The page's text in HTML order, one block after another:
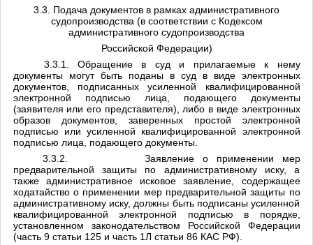
3.3. Подача документов в рамках административного
судопроизводства (в соответствии с Кодексом
административного судопроизводства
Российской Федерации)
3.3.1. Обращение в суд и прилагаемые к нему
документы могут быть поданы в суд в виде электронных
документов, подписанных усиленной квалифицированной
электронной подписью лица, подающего документы
(заявителя или его представителя), либо в виде электронных
образов документов, заверенных простой электронной
подписью или усиленной квалифицированной электронной
подписью лица, подающего документы.
3.3.2.
Заявление о применении мер
предварительной защиты по административному иску, а
также административное исковое заявление, содержащее
ходатайство о применении мер предварительной защиты по
административному иску, должны быть подписаны усиленной
квалифицированной электронной подписью в порядке,
установленном законодательством Российской Федерации
(часть 9 статьи 125 и часть 1Л статьи 86 КАС РФ).